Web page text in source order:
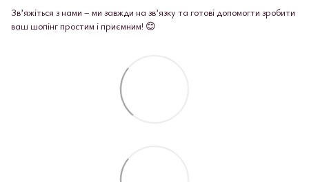
Зв’яжіться з нами – ми завжди на зв’язку та готові допомогти зробити
ваш шопінг простим і приємним! 😊